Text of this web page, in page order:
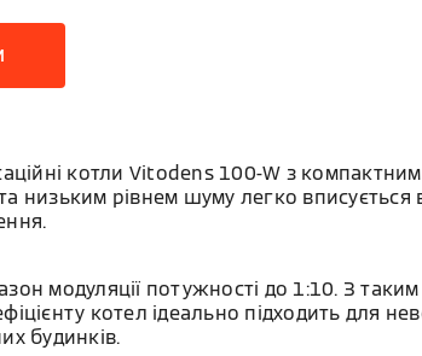
котли Vitodens 100-W з
низьким рівнем шуму легко вписується в
модуляції потужності до 1:10. 3
котел ідеально підходить для
будинків.